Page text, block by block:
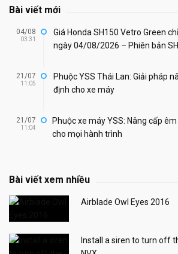
Bài viết mới
04/08
03:31
Giá Honda SH150 Vetro Green
ngày 04/08/2026 – Phiên bản
21/07
11:05
Phuộc YSS Thái Lan: Giải pháp
định cho xe máy
21/07
11:04
Phuộc xe máy YSS: Nâng cấp
cho mọi hành trình
Bài viết xem nhiều
Airblade Owl Eyes 2016
Install a siren to turn off